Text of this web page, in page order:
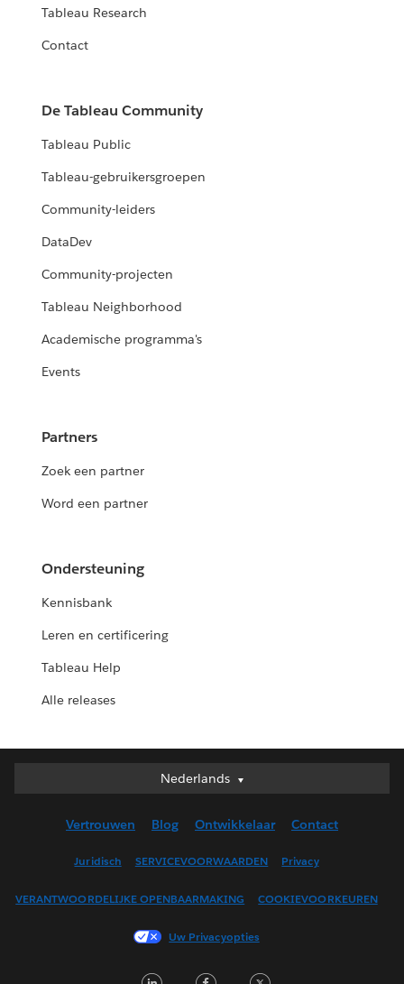
Tableau Research
Contact
De Tableau Community
Tableau Public
Tableau-gebruikersgroepen
Community-leiders
DataDev
Community-projecten
Tableau Neighborhood
Academische programma's
Events
Partners
Zoek een partner
Word een partner
Ondersteuning
Kennisbank
Leren en certificering
Tableau Help
Alle releases
Nederlands
Nederlands
English (UK)
Français (Canada)
Français (France)
日本語
Vertrouwen Blog Ontwikkelaar Contact
Juridisch SERVICEVOORWAARDEN Privacy
VERANTWOORDELIJKE OPENBAARMAKING COOKIEVOORKEUREN
Uw Privacyopties